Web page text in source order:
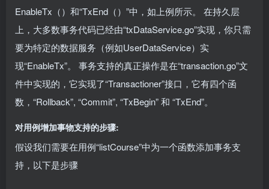
EnableTx（）和“TxEnd（）”中，如上例所示。 在持久层
上，大多数事务代码已经由“txDataService.go”实现，你只需
要为特定的数据服务（例如UserDataService）实
现“EnableTx”。 事务支持的真正操作是在“transaction.go”文
件中实现的，它实现了“Transactioner”接口，它有四个函
数，“Rollback”, “Commit”, “TxBegin” 和 “TxEnd”。
对用例增加事物支持的步骤:
假设我们需要在用例“listCourse”中为一个函数添加事务支
持，以下是步骤